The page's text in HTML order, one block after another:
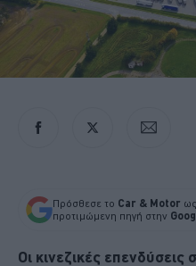
Πρόσθεσε το Car & Motor ως
προτιμώμενη πηγή στην
Οι κινεζικές